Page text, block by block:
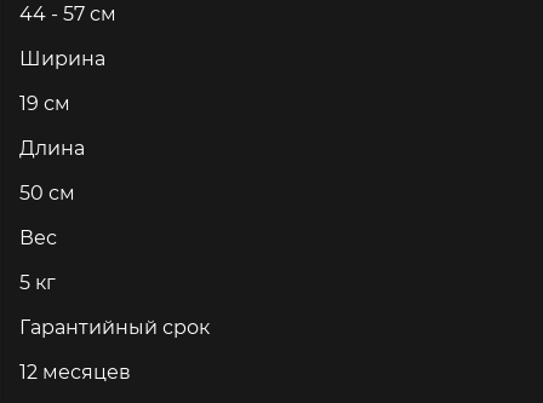
44 - 57 см
Ширина
19 см
Длина
50 см
Вес
5 кг
Гарантийный срок
12 месяцев